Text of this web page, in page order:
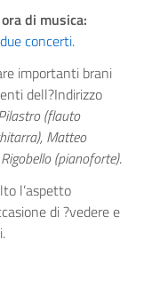
di musica:
concerti.
importanti brani
dell?Indirizzo
(flauto
Matteo
(pianoforte).
l’aspetto
di ?vedere e